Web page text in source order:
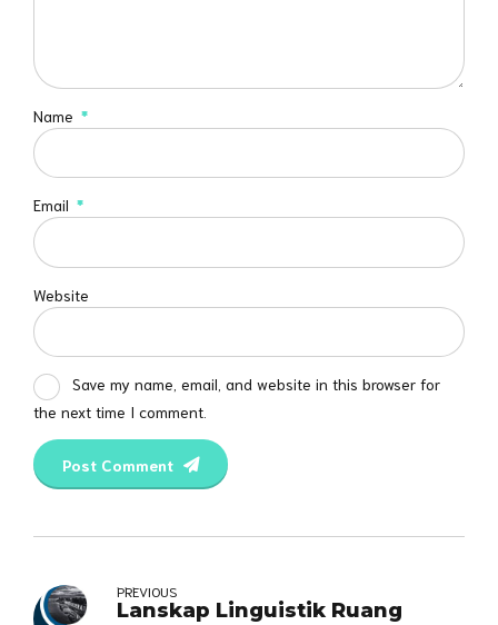
Name *
Email *
Website
Save my name, email, and website in this browser for
the next time I comment.
Post Comment
PREVIOUS
Lanskap Linguistik Ruang